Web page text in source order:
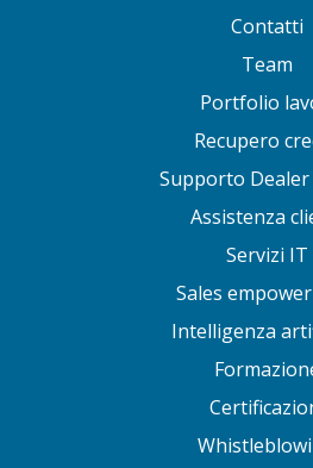
Contatti
Team
Portfolio
Recupero
Supporto Dealer
Assistenza
Servizi IT
Sales
Intelligenza